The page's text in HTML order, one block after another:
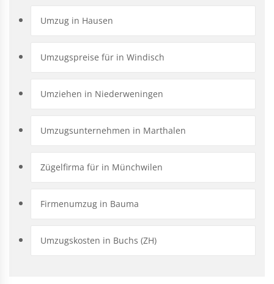
Umzug in Hausen
Umzugspreise für in Windisch
Umziehen in Niederweningen
Umzugsunternehmen in Marthalen
Zügelfirma für in Münchwilen
Firmenumzug in Bauma
Umzugskosten in Buchs (ZH)